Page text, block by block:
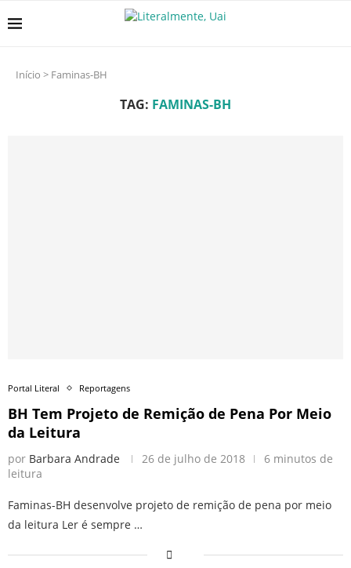
Início > Faminas-BH
TAG: FAMINAS-BH
Portal Literal Reportagens
BH Tem Projeto de Remição de Pena Por Meio
da Leitura
por Barbara Andrade 26 de julho de 2018
6 minutos de
leitura
Faminas-BH desenvolve projeto de remição de pena por meio
da leitura Ler é sempre …